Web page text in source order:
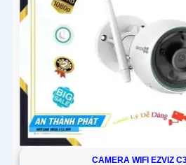
CAMERA WIFI EZVIZ